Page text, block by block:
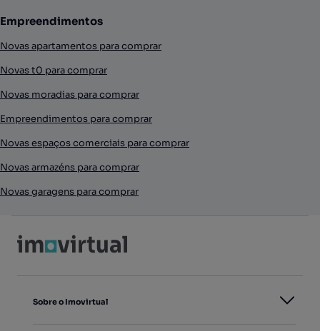
Empreendimentos
Novas apartamentos para comprar
Novas t0 para comprar
Novas moradias para comprar
Empreendimentos para comprar
Novas espaços comerciais para comprar
Novas armazéns para comprar
Novas garagens para comprar
Sobre o Imovirtual